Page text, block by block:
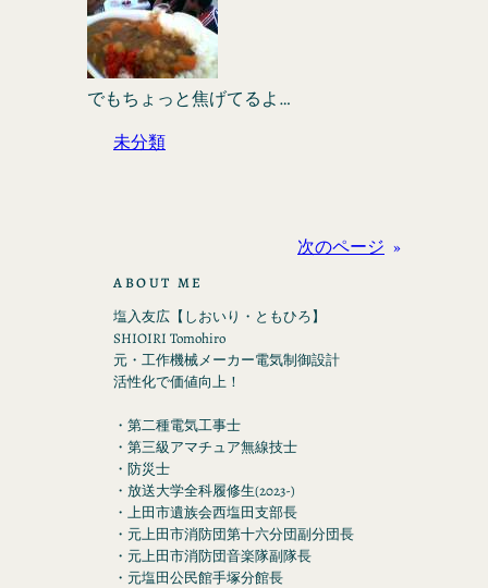
でもちょっと焦げてるよ…
未分類
次のページ »
ABOUT ME
塩入友広【しおいり・ともひろ】
SHIOIRI Tomohiro
元・工作機械メーカー電気制御設計
活性化で価値向上！
・第二種電気工事士
・第三級アマチュア無線技士
・防災士
・放送大学全科履修生(2023-)
・上田市遺族会西塩田支部長
・元上田市消防団第十六分団副分団長
・元上田市消防団音楽隊副隊長
・元塩田公民館手塚分館長